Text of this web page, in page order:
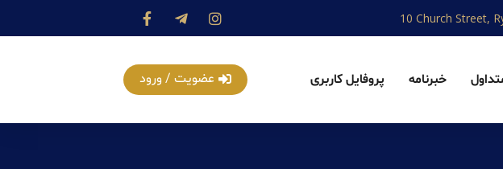
10 Church Street,
خبرنامه پروفایل کاربری عضویت / ورود